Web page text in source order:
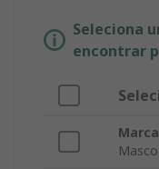
Seleciona
encontrar
Marca